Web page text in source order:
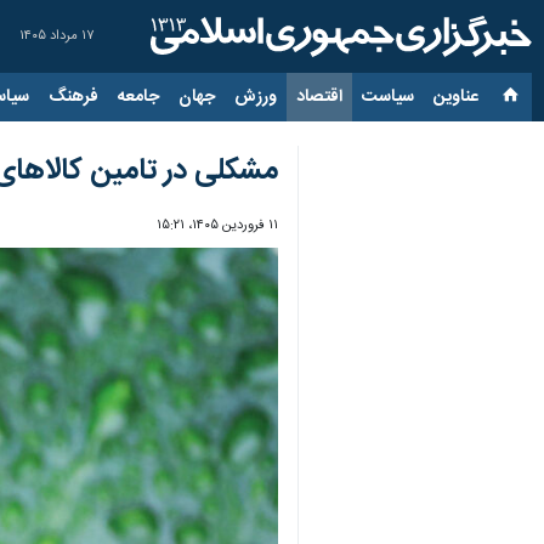
۱۷ مرداد ۱۴۰۵
عناوین‌ سیاست اقتصاد ورزش جهان جامعه فرهنگ
مشکلی در تامین
۱۱ فروردین ۱۴۰۵، ۱۵:۲۱